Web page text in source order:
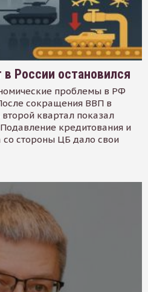
России остановился
проблемы в РФ
сокращения ВВП в
квартал показал
кредитования и
со стороны ЦБ дало свои